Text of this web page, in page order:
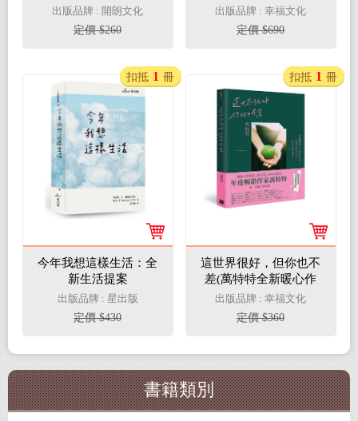
二則日本古寓言，闡述
習藝與克敵致勝心法
出版品牌 : 開朗文化
定價 $260
書： 《這世界很煩，但
你要很可愛》+《這世
界很好，但你也不差》
出版品牌 : 幸福文化
定價 $690
今年我想這樣生活：全
新生活提案
出版品牌 : 星出版
定價 $430
扣抵 1 冊
這世界很好，但你也不
差(萬特特全新暖心作
品，光是愛自己不夠，
你要信自己！《這世界
很煩，但你要很可愛》
出版品牌 : 幸福文化
定價 $360
扣抵 1 冊
書籍類別